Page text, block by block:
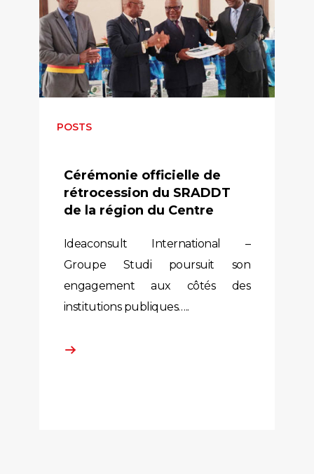
POSTS
Cérémonie officielle de
rétrocession du SRADDT
de la région du Centre
Ideaconsult International –
Groupe Studi poursuit son
engagement aux côtés des
institutions publiques…..